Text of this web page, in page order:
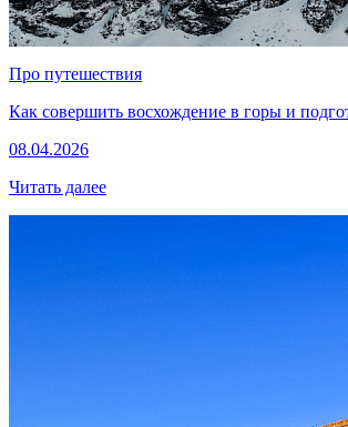
Про путешествия
Как совершить восхождение в горы и
08.04.2026
Читать далее